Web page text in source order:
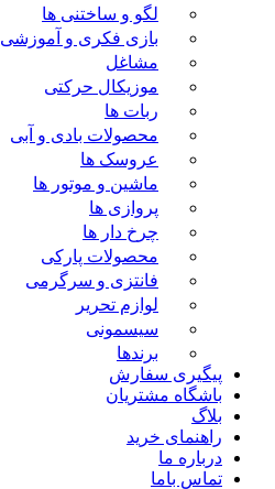
لگو و ساختنی ها
بازی فکری و آموزشی
مشاغل
موزیکال حرکتی
ربات ها
محصولات بادی و آبی
عروسک ها
ماشین و موتور ها
پروازی ها
چرخ دار ها
محصولات پارکی
فانتزی و سرگرمی
لوازم تحریر
سیسمونی
برندها
پیگیری سفارش
باشگاه مشتریان
بلاگ
راهنمای خرید
درباره ما
تماس باما